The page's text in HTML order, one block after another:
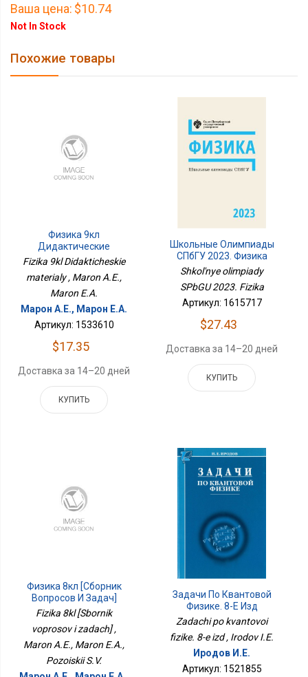
Ваша цена: $10.74
Not In Stock
Похожие товары
Физика 9кл
Дидактические
Материалы
Fizika 9kl Didakticheskie
materialy , Maron A.E.,
Maron E.A.
Марон А.Е., Марон Е.А.
Артикул: 1533610
$17.35
Доставка за 14–20 дней
КУПИТЬ
Школьные Олимпиады
СПбГУ 2023. Физика
Shkol'nye olimpiady
SPbGU 2023. Fizika
Артикул: 1615717
$27.43
Доставка за 14–20 дней
КУПИТЬ
Физика 8кл [Сборник
Вопросов И Задач]
Fizika 8kl [Sbornik
voprosov i zadach] ,
Maron A.E., Maron E.A.,
Pozoiskii S.V.
Задачи По Квантовой
Физике. 8-Е Изд
Zadachi po kvantovoi
fizike. 8-e izd , Irodov I.E.
Иродов И.Е.
Артикул: 1521855